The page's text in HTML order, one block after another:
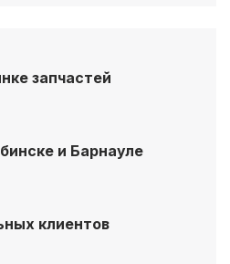
запчастей
и Барнауле
клиентов